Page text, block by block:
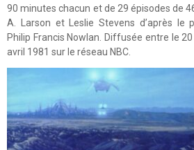
90 minutes chacun et de 29 épisodes de
A. Larson et Leslie Stevens d’après le
Philip Francis Nowlan. Diffusée entre le
avril 1981 sur le réseau NBC.